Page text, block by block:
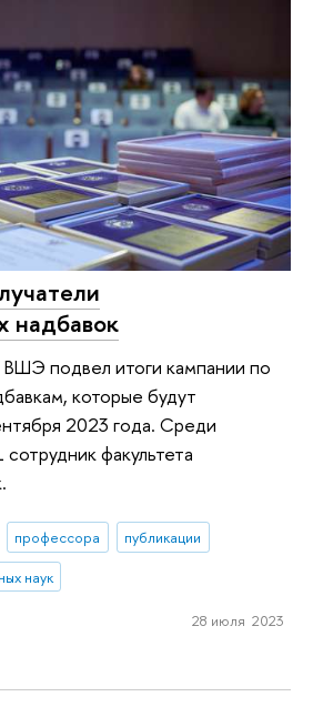
надбавок
подвел итоги кампании по
которые будут
2023 года. Среди
факультета
профессора
публикации
наук
28 июля 2023